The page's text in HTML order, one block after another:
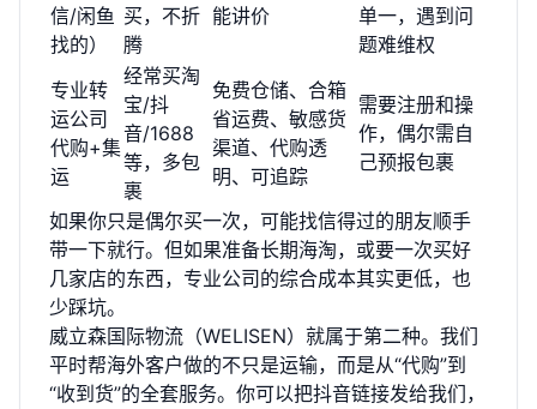
信/闲鱼
找的）
买，不折
腾
能讲价
单一，遇到问
题难维权
专业转
运公司
代购+集
运
经常买淘
宝/抖
音/1688
等，多包
裹
免费仓储、合箱
省运费、敏感货
渠道、代购透
明、可追踪
需要注册和操
作，偶尔需自
己预报包裹
如果你只是偶尔买一次，可能找信得过的朋友顺手
带一下就行。但如果准备长期海淘，或要一次买好
几家店的东西，专业公司的综合成本其实更低，也
少踩坑。
威立森国际物流（WELISEN）就属于第二种。我们
平时帮海外客户做的不只是运输，而是从“代购”到
“收到货”的全套服务。你可以把抖音链接发给我们，